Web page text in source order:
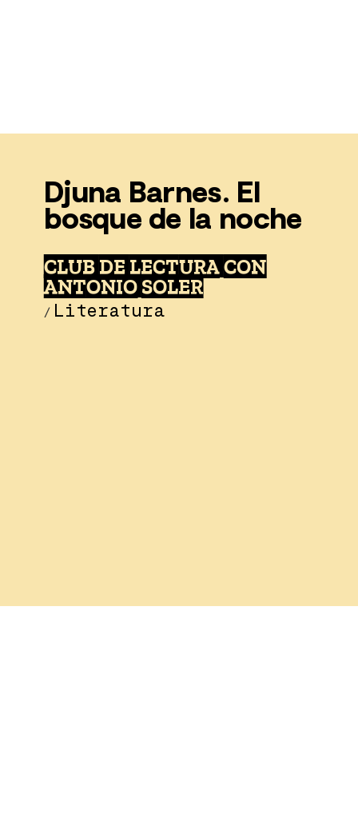
Djuna Barnes. El
bosque de la noche
CLUB DE LECTURA CON
ANTONIO SOLER
/ Literatura